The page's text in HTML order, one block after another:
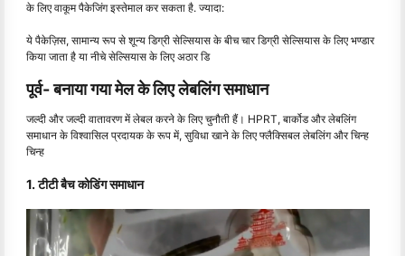
के लिए वाकूम पैकेजिंग इस्तेमाल कर सकता है. ज्यादा:
ये पैकेज़िस, सामान्य रूप से शून्य डिग्री सेल्सियास के बीच चार डिग्री सेल्सियास के लिए भण्डार
किया जाता है या नीचे सेल्सियास के लिए अठार डि
पूर्व- बनाया गया मेल के लिए लेबलिंग समाधान
जल्दी और जल्दी वातावरण में लेबल करने के लिए चुनौती हैं। HPRT, बार्कोड और लेबलिंग
समाधान के विश्वासिल प्रदायक के रूप में, सुविधा खाने के लिए फ्लैक्सिबल लेबलिंग और चिन्ह
चिन्ह
1. टीटी बैच कोडिंग समाधान